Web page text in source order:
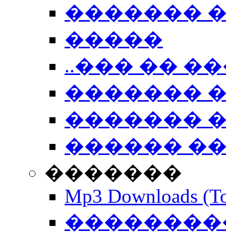
�������
�����
..��� ��
�������
�������
������
�������
Mp3 Downloads